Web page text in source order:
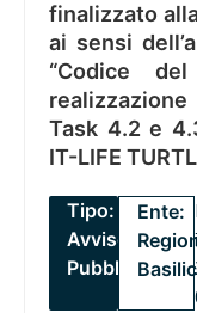
finalizzato
ai sensi
“Codice
Task 4.2 e
IT-LIFE
Tipo:
Avviso
Pubblico
Ente: